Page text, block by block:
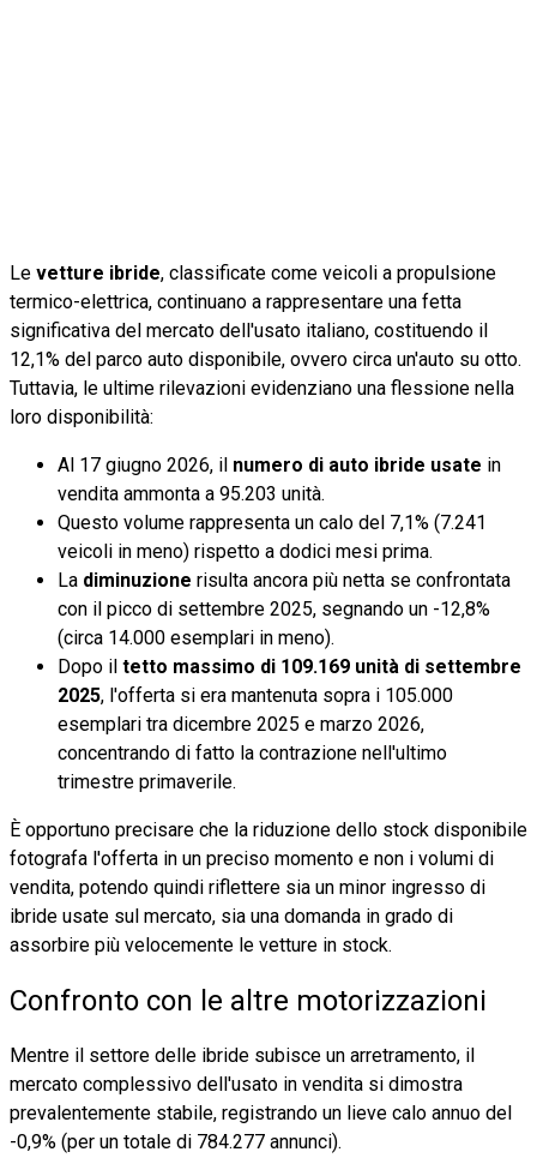
Le vetture ibride, classificate come veicoli a propulsione
termico-elettrica, continuano a rappresentare una fetta
significativa del mercato dell'usato italiano, costituendo il
12,1% del parco auto disponibile, ovvero circa un'auto su otto.
Tuttavia, le ultime rilevazioni evidenziano una flessione nella
loro disponibilità:
Al 17 giugno 2026, il numero di auto ibride usate in
vendita ammonta a 95.203 unità.
Questo volume rappresenta un calo del 7,1% (7.241
veicoli in meno) rispetto a dodici mesi prima.
La diminuzione risulta ancora più netta se confrontata
con il picco di settembre 2025, segnando un -12,8%
(circa 14.000 esemplari in meno).
Dopo il tetto massimo di 109.169 unità di settembre
2025, l'offerta si era mantenuta sopra i 105.000
esemplari tra dicembre 2025 e marzo 2026,
concentrando di fatto la contrazione nell'ultimo
trimestre primaverile.
È opportuno precisare che la riduzione dello stock disponibile
fotografa l'offerta in un preciso momento e non i volumi di
vendita, potendo quindi riflettere sia un minor ingresso di
ibride usate sul mercato, sia una domanda in grado di
assorbire più velocemente le vetture in stock.
Confronto con le altre motorizzazioni
Mentre il settore delle ibride subisce un arretramento, il
mercato complessivo dell'usato in vendita si dimostra
prevalentemente stabile, registrando un lieve calo annuo del
-0,9% (per un totale di 784.277 annunci).